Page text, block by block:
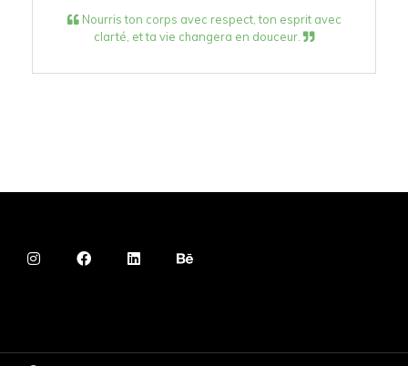
Nourris ton corps avec respect, ton esprit avec
clarté, et ta vie changera en douceur.